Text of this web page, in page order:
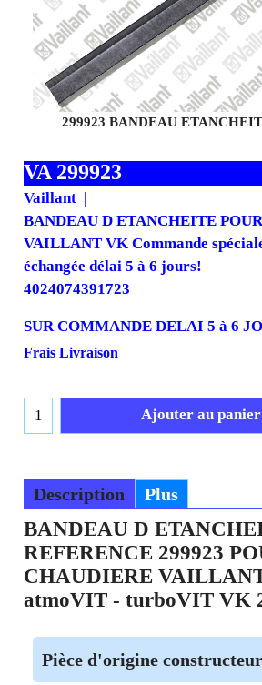
299923 BANDEAU
VA 299923
Vaillant
BANDEAU D ETANCHEITE
VAILLANT VK Commande
échangée délai 5 à 6 jours!
4024074391723
SUR COMMANDE DELAI 5 à 6
€55.88
€60.35 T.T.C.
Frais Livraison
Ajouter au panier
Description Plus
BANDEAU D
CHAUDIERE
atmoVIT - turboVIT VK